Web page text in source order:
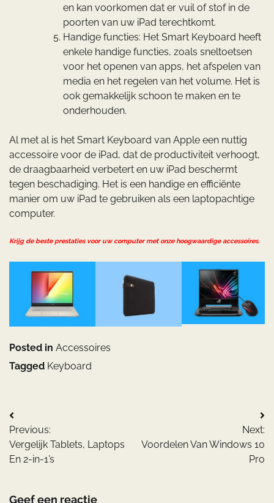
en kan voorkomen dat er vuil of stof in de
poorten van uw iPad terechtkomt.
Handige functies: Het Smart Keyboard heeft
enkele handige functies, zoals sneltoetsen
voor het openen van apps, het afspelen van
media en het regelen van het volume. Het is
ook gemakkelijk schoon te maken en te
onderhouden.
Al met al is het Smart Keyboard van Apple een nuttig
accessoire voor de iPad, dat de productiviteit verhoogt,
de draagbaarheid verbetert en uw iPad beschermt
tegen beschadiging. Het is een handige en efficiënte
manier om uw iPad te gebruiken als een laptopachtige
computer.
Krijg de beste prestaties voor uw computer met onze hoogwaardige accessoires.
Posted in Accessoires
Tagged Keyboard
Bericht
navigatie
Previous:
Vergelijk Tablets, Laptops
En 2-in-1’s
Next:
Voordelen Van Windows 10
Pro
Geef een reactie